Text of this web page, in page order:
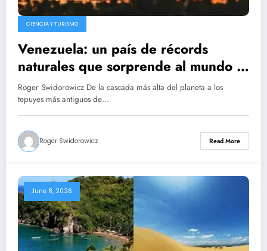
CIENCIA Y TURISMO
Venezuela: un país de récords
naturales que sorprende al mundo –
Roger Swidorowicz
Roger Swidorowicz De la cascada más alta del planeta a los
tepuyes más antiguos de…
Roger Swidorowicz Read More
June 8, 2026